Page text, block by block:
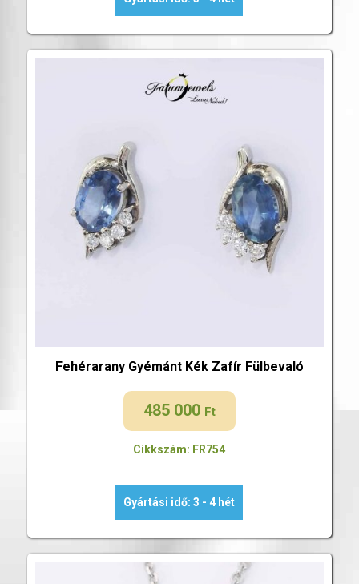
Fehérarany Gyémánt Kék Zafír Fülbevaló
485 000 Ft
Cikkszám: FR754
Gyártási idő: 3 - 4 hét